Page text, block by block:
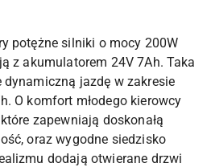
potężne silniki o mocy 200W
z akumulatorem 24V 7Ah. Taka
jazdę w zakresie
O komfort młodego kierowcy
zapewniają doskonałą
oraz wygodne siedzisko
dodają otwierane drzwi